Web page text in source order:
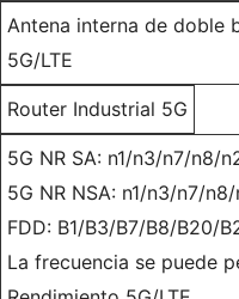
Antena interna de doble
5G/LTE
Router Industrial 5G
5G NR SA: n1/n3/n7/n8/
5G NR NSA: n1/n3/n7/
FDD: B1/B3/B7/B8/B20/
La frecuencia se puede